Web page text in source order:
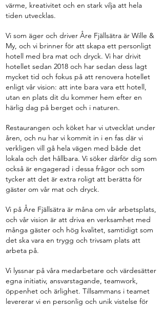
värme, kreativitet och en stark vilja att hela
tiden utvecklas.
Vi som äger och driver Åre Fjällsätra är Wille &
My, och vi brinner för att skapa ett personligt
hotell med bra mat och dryck. Vi har drivit
hotellet sedan 2018 och har sedan dess lagt
mycket tid och fokus på att renovera hotellet
enligt vår vision: att inte bara vara ett hotell,
utan en plats dit du kommer hem efter en
härlig dag på berget och i naturen.
Restaurangen och köket har vi utvecklat under
åren, och nu har vi kommit in i en fas där vi
verkligen vill gå hela vägen med både det
lokala och det hållbara. Vi söker därför dig som
också är engagerad i dessa frågor och som
tycker att det är extra roligt att berätta för
gäster om vår mat och dryck.
Vi på Åre Fjällsätra är måna om vår arbetsplats,
och vår vision är att driva en verksamhet med
många gäster och hög kvalitet, samtidigt som
det ska vara en trygg och trivsam plats att
arbeta på.
Vi lyssnar på våra medarbetare och värdesätter
egna initiativ, ansvarstagande, teamwork,
öppenhet och ärlighet. Tillsammans i teamet
levererar vi en personlig och unik vistelse för